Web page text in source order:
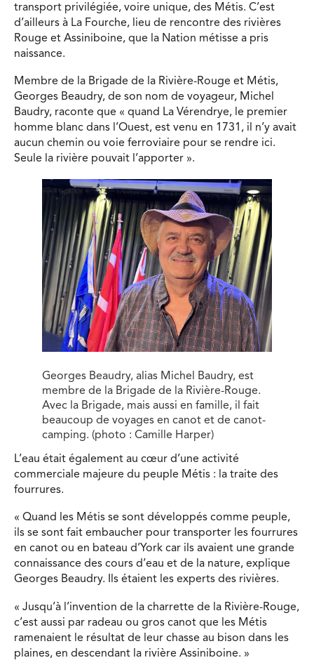
transport privilégiée, voire unique, des Métis. C’est
d’ailleurs à La Fourche, lieu de rencontre des rivières
Rouge et Assiniboine, que la Nation métisse a pris
naissance.
Membre de la Brigade de la Rivière-Rouge et Métis,
Georges Beaudry, de son nom de voyageur, Michel
Baudry, raconte que « quand La Vérendrye, le premier
homme blanc dans l’Ouest, est venu en 1731, il n’y avait
aucun chemin ou voie ferroviaire pour se rendre ici.
Seule la rivière pouvait l’apporter ».
Georges Beaudry, alias Michel Baudry, est
membre de la Brigade de la Rivière-Rouge.
Avec la Brigade, mais aussi en famille, il fait
beaucoup de voyages en canot et de canot-
camping. (photo : Camille Harper)
L’eau était également au cœur d’une activité
commerciale majeure du peuple Métis : la traite des
fourrures.
« Quand les Métis se sont développés comme peuple,
ils se sont fait embaucher pour transporter les fourrures
en canot ou en bateau d’York car ils avaient une grande
connaissance des cours d’eau et de la nature, explique
Georges Beaudry. Ils étaient les experts des rivières.
« Jusqu’à l’invention de la charrette de la Rivière-Rouge,
c’est aussi par radeau ou gros canot que les Métis
ramenaient le résultat de leur chasse au bison dans les
plaines, en descendant la rivière Assiniboine. »